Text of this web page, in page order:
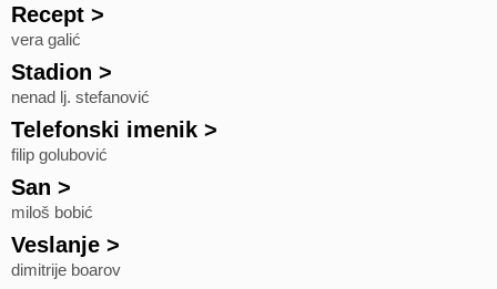
Recept >
vera galić
Stadion >
nenad lj. stefanović
Telefonski imenik >
filip golubović
San >
miloš bobić
Veslanje >
dimitrije boarov